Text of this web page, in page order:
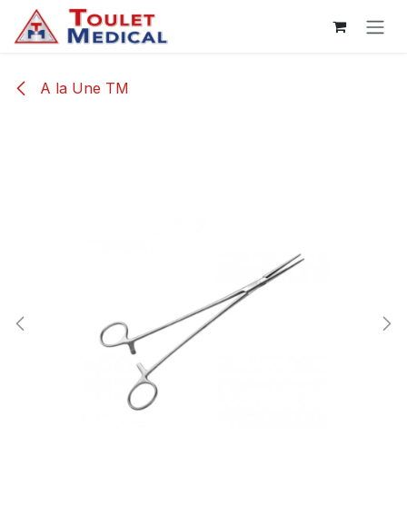
Se rendre au contenu
A la Une TM